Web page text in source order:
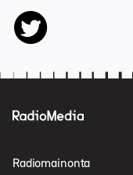
twitter
Radiomainonta